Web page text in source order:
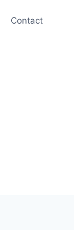
Contact